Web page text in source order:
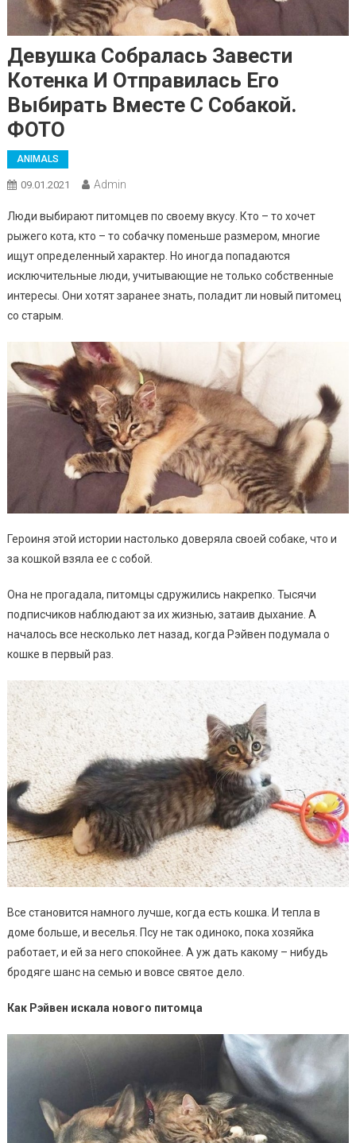
Девушка Собралась Завести
Котенка И Отправилась Его
Выбирать Вместе С Собакой.
ФОТО
ANIMALS
09.01.2021 Admin
Люди выбирают питомцев по своему вкусу. Кто – то хочет
рыжего кота, кто – то собачку поменьше размером, многие
ищут определенный характер. Но иногда попадаются
исключительные люди, учитывающие не только собственные
интересы. Они хотят заранее знать, поладит ли новый питомец
со старым.
Героиня этой истории настолько доверяла своей собаке, что и
за кошкой взяла ее с собой.
Она не прогадала, питомцы сдружились накрепко. Тысячи
подписчиков наблюдают за их жизнью, затаив дыхание. А
началось все несколько лет назад, когда Рэйвен подумала о
кошке в первый раз.
Все становится намного лучше, когда есть кошка. И тепла в
доме больше, и веселья. Псу не так одиноко, пока хозяйка
работает, и ей за него спокойнее. А уж дать какому – нибудь
бродяге шанс на семью и вовсе святое дело.
Как Рэйвен искала нового питомца